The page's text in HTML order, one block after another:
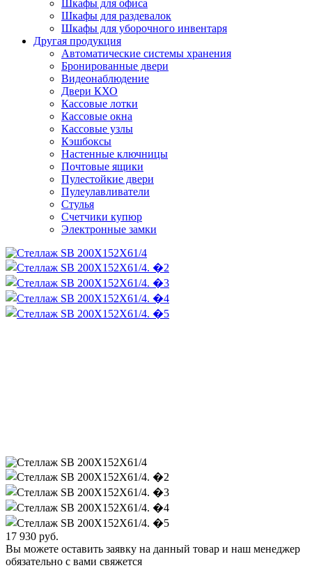
Шкафы для офиса
Шкафы для раздевалок
Шкафы для уборочного инвентаря
Другая продукция
Автоматические системы хранения
Бронированные двери
Видеонаблюдение
Двери КХО
Кассовые лотки
Кассовые окна
Кассовые узлы
Кэшбоксы
Настенные ключницы
Почтовые ящики
Пулестойкие двери
Пулеулавливатели
Стулья
Счетчики купюр
Электронные замки
17 930 руб.
Вы можете оставить заявку на данный товар и наш менеджер
обязательно с вами свяжется